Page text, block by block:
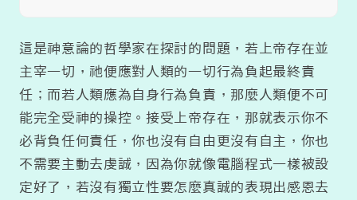
這是神意論的哲學家在探討的問題，若上帝存在並
主宰一切，祂便應對人類的一切行為負起最終責
任；而若人類應為自身行為負責，那麼人類便不可
能完全受神的操控。接受上帝存在，那就表示你不
必背負任何責任，你也沒有自由更沒有自主，你也
不需要主動去虔誠，因為你就像電腦程式一樣被設
定好了，若沒有獨立性要怎麼真誠的表現出感恩去